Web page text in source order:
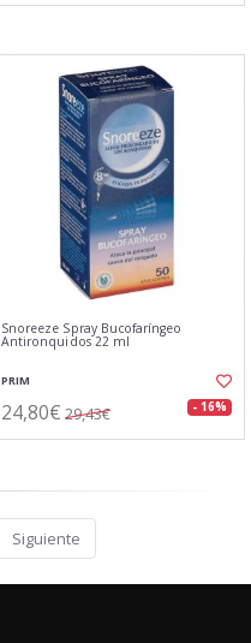
Snoreeze Spray Bucofaríngeo
Antironquidos 22 ml
PRIM
24,80€ 29,43€ - 16%
Siguiente